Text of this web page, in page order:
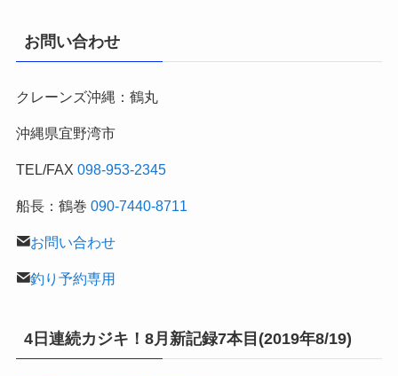
月
別
釣
記
お問い合わせ
クレーンズ沖縄：鶴丸
沖縄県宜野湾市
TEL/FAX 098-953-2345
船長：鶴巻 090-7440-8711
お問い合わせ
釣り予約専用
4日連続カジキ！8月新記録7本目(2019年8/19)